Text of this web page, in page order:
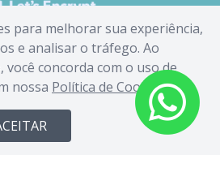
para melhorar sua experiência,
e analisar o tráfego. Ao
concorda com o uso de
nossa Política de Cookies.